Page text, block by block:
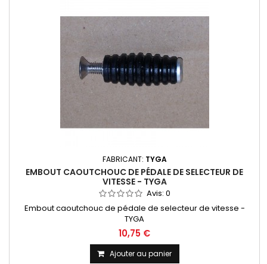
FABRICANT: TYGA
EMBOUT CAOUTCHOUC DE PÉDALE DE SELECTEUR DE
VITESSE - TYGA
Avis: 0
Embout caoutchouc de pédale de selecteur de vitesse -
TYGA
10,75 €
Ajouter au panier